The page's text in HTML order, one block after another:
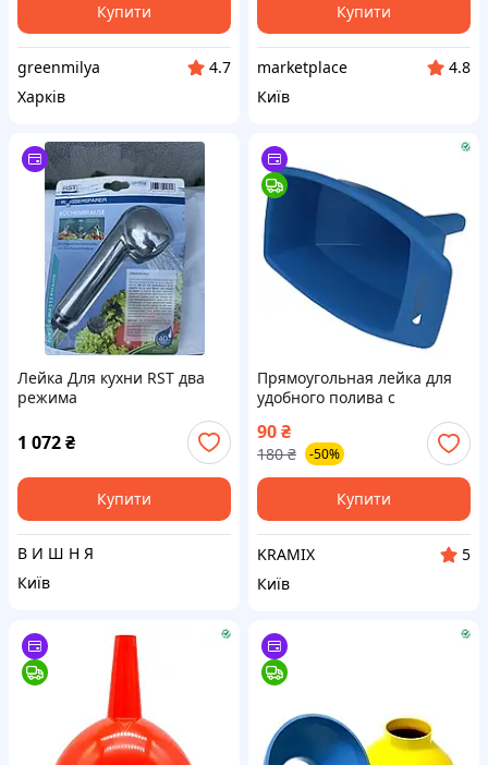
Купити
greenmilya
4.7
Харків
Купити
marketplace
4.8
Київ
Лейка Для кухни RST два
режима
1 072₴
Купити
В И Ш Н Я
Київ
Прямоугольная лейка для
удобного полива с
оригинальным дизайном и
высокой прочностью
90₴
180 ₴ -50%
Купити
KRAMIX
5
Київ